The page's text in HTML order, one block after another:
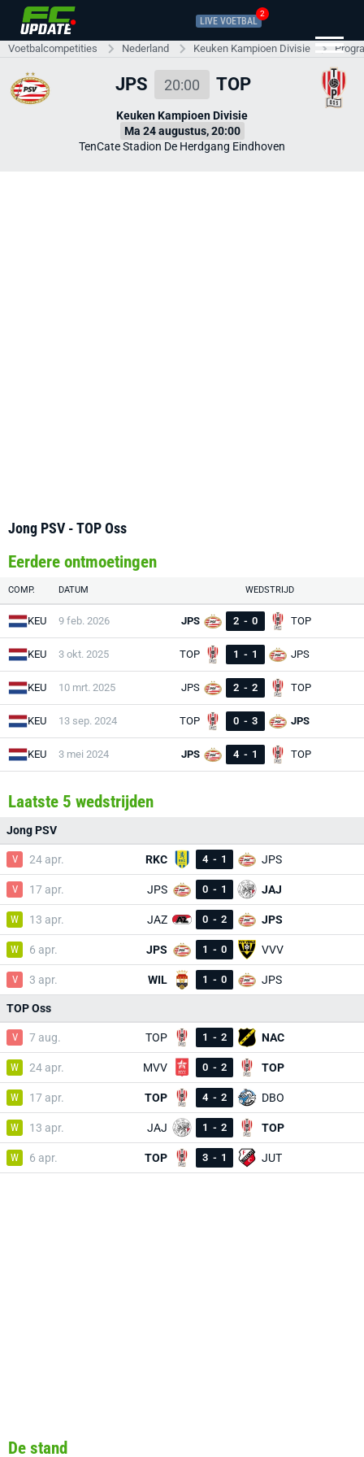
LIVE VOETBAL
2
Voetbalcompetities Nederland Keuken Kampioen Divisie
JPS 20:00 TOP
Keuken Kampioen Divisie
Ma 24 augustus, 20:00
TenCate Stadion De Herdgang Eindhoven
Jong PSV - TOP Oss
Eerdere ontmoetingen
COMP. DATUM WEDSTRIJD
KEU 9 feb. 2026 JPS 2 - 0 TOP
KEU 3 okt. 2025 TOP 1 - 1 JPS
KEU 10 mrt. 2025 JPS 2 - 2 TOP
KEU 13 sep. 2024 TOP 0 - 3 JPS
KEU 3 mei 2024 JPS 4 - 1 TOP
Laatste 5 wedstrijden
Jong PSV
V 24 apr. RKC 4 - 1 JPS
V 17 apr. JPS 0 - 1 JAJ
W 13 apr. JAZ 0 - 2 JPS
W 6 apr. JPS 1 - 0 VVV
V 3 apr. WIL 1 - 0 JPS
TOP Oss
V 7 aug. TOP 1 - 2 NAC
W 24 apr. MVV 0 - 2 TOP
W 17 apr. TOP 4 - 2 DBO
W 13 apr. JAJ 1 - 2 TOP
W 6 apr. TOP 3 - 1 JUT
De stand